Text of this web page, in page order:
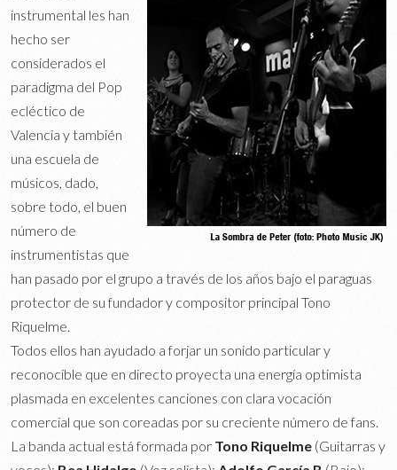
instrumental les han
hecho ser
considerados el
paradigma del Pop
ecléctico de
Valencia y también
una escuela de
músicos, dado,
sobre todo, el buen
número de
instrumentistas que
han pasado por el grupo a través de los años bajo el paraguas
protector de su fundador y compositor principal Tono
Riquelme.
Todos ellos han ayudado a forjar un sonido particular y
reconocible que en directo proyecta una energía optimista
plasmada en excelentes canciones con clara vocación
comercial que son coreadas por su creciente número de fans.
La banda actual está formada por Tono Riquelme (Guitarras y